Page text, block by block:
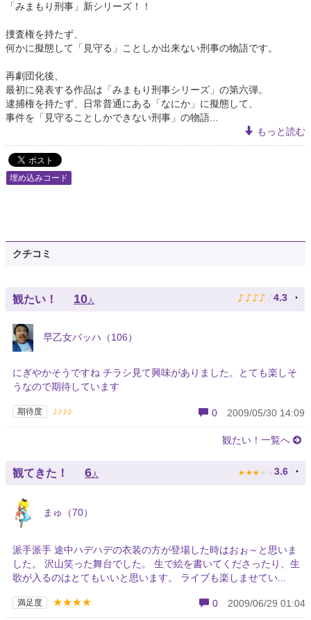
「みまもり刑事」新シリーズ！！
捜査権を持たず、
何かに擬態して「見守る」ことしか出来ない刑事の物語です。
再劇団化後、
最初に発表する作品は「みまもり刑事シリーズ」の第六弾。
逮捕権を持たず、日常普通にある「なにか」に擬態して、
事件を「見守ることしかできない刑事」の物語...
もっと読む
埋め込みコード
クチコミ
観たい！ 10人 ♪ ♪ ♪ ♪ ♪ 4.3
早乙女バッハ（106）
にぎやかそうですね チラシ見て興味がありました。とても楽しそ
うなので期待しています
期待度 ♪♪♪♪ 0 2009/05/30 14:09
観たい！一覧へ
観てきた！ 6 人 ★ ★ ★ ★ ★ 3.6
まゅ（70）
派手派手 途中ハデハデの衣装の方が登場した時はおぉ～と思いま
した。 沢山笑った舞台でした。 生で絵を書いてくださったり、生
歌が入るのはとてもいいと思います。 ライブも楽しませてい...
満足度 ★★★★ 0 2009/06/29 01:04